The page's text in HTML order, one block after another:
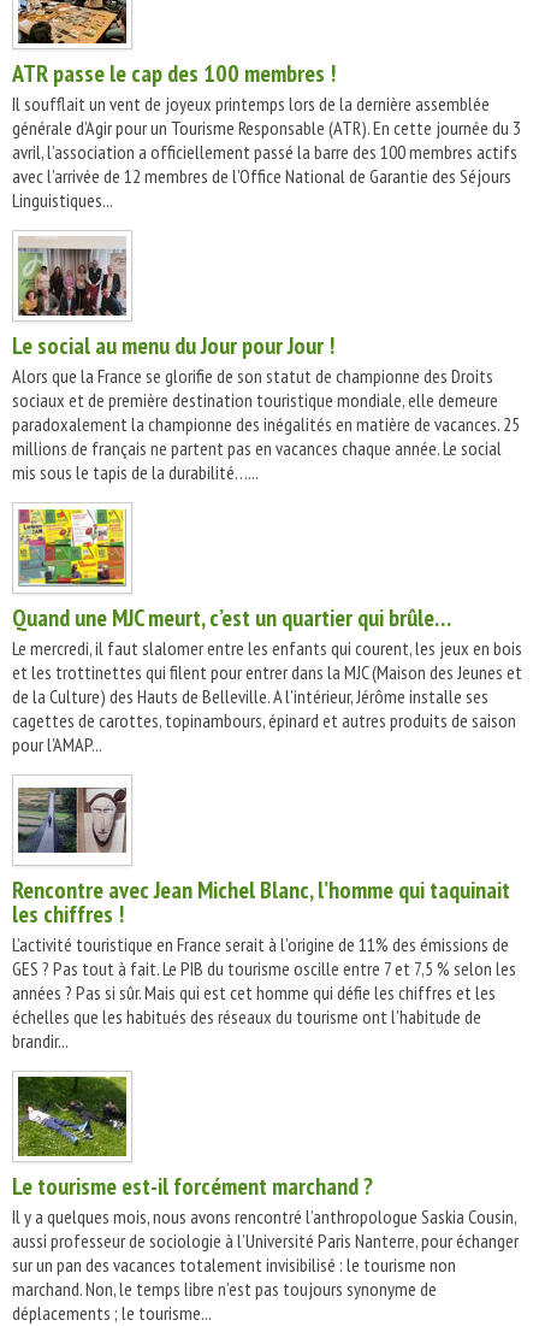
ATR passe le cap des 100 membres !
Il soufflait un vent de joyeux printemps lors de la dernière assemblée
générale d’Agir pour un Tourisme Responsable (ATR). En cette journée du 3
avril, l’association a officiellement passé la barre des 100 membres actifs
avec l’arrivée de 12 membres de l’Office National de Garantie des Séjours
Linguistiques...
Le social au menu du Jour pour Jour !
Alors que la France se glorifie de son statut de championne des Droits
sociaux et de première destination touristique mondiale, elle demeure
paradoxalement la championne des inégalités en matière de vacances. 25
millions de français ne partent pas en vacances chaque année. Le social
mis sous le tapis de la durabilité…...
Quand une MJC meurt, c’est un quartier qui brûle…
Le mercredi, il faut slalomer entre les enfants qui courent, les jeux en bois
et les trottinettes qui filent pour entrer dans la MJC (Maison des Jeunes et
de la Culture) des Hauts de Belleville. A l’intérieur, Jérôme installe ses
cagettes de carottes, topinambours, épinard et autres produits de saison
pour l’AMAP...
Rencontre avec Jean Michel Blanc, l’homme qui taquinait
les chiffres !
L’activité touristique en France serait à l’origine de 11% des émissions de
GES ? Pas tout à fait. Le PIB du tourisme oscille entre 7 et 7,5 % selon les
années ? Pas si sûr. Mais qui est cet homme qui défie les chiffres et les
échelles que les habitués des réseaux du tourisme ont l’habitude de
brandir...
Le tourisme est-il forcément marchand ?
Il y a quelques mois, nous avons rencontré l’anthropologue Saskia Cousin,
aussi professeur de sociologie à l’Université Paris Nanterre, pour échanger
sur un pan des vacances totalement invisibilisé : le tourisme non
marchand. Non, le temps libre n’est pas toujours synonyme de
déplacements ; le tourisme...